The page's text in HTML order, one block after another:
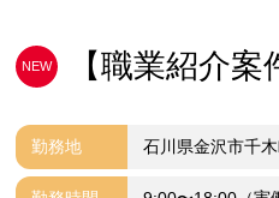
NEW 【職業紹介
勤務地 石川県金沢市千